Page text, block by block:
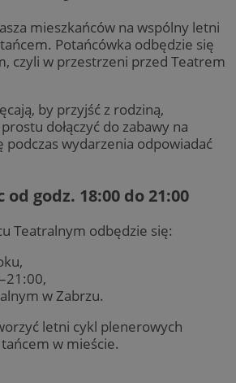
mieszkańców na wspólny letni
Potańcówka odbędzie się
czyli w przestrzeni przed Teatrem
by przyjść z rodziną,
dołączyć do zabawy na
podczas wydarzenia odpowiadać
godz. 18:00 do 21:00
Teatralnym odbędzie się:
w Zabrzu.
letni cykl plenerowych
w mieście.